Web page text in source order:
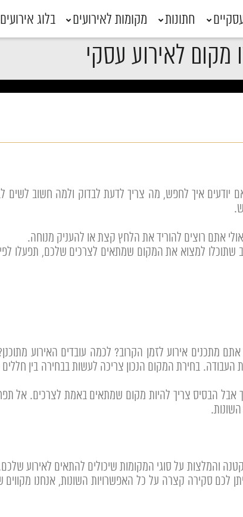
חתונות מקומות לאירועים בלוג אירועים
מקום לאירוע עסקי
יודעים איך לחפש, מה צריך לדעת לבדוק ולמה חשוב לשים
אתם רוצים להוריד את הלחץ קצת או להעניק מנוחה.
למצוא את המקום שמתאים לצרכים שלכם, תפעלו
מתכנים אירוע לזמן הקרוב? לכמה עובדים האירוע
בחירת המקום הנכון צריכה לעשות בבחירה בין חללים
אבל הבסיס צריך להיות מקום שמתאים באמת לצרכים. אל
והמלצות על סוגי המקומות שיכולים להתאים לאירוע
לכם סקירה קצרה על כל האפשרויות השונות, אנחנו